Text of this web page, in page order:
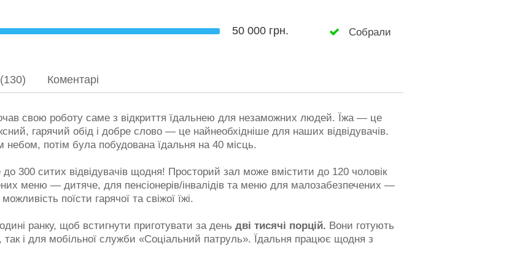
50 000 грн. Собрали
Коментарі
свою роботу саме з відкриття їдальнею для незаможних людей. Їжа — це
гарячий обід і добре слово — це найнеобхідніше для наших відвідувачів.
небом, потім була побудована їдальня на 40 місць.
300 ситих відвідувачів щодня! Просторий зал може вмістити до 120 чоловік
меню — дитяче, для пенсіонерів/інвалідів та меню для малозабезпечених —
поїсти гарячої та свіжої їжі.
ранку, щоб встигнути приготувати за день дві тисячі порцій. Вони готують
так і для мобільної служби «Соціальний патруль». Їдальня працює щодня з